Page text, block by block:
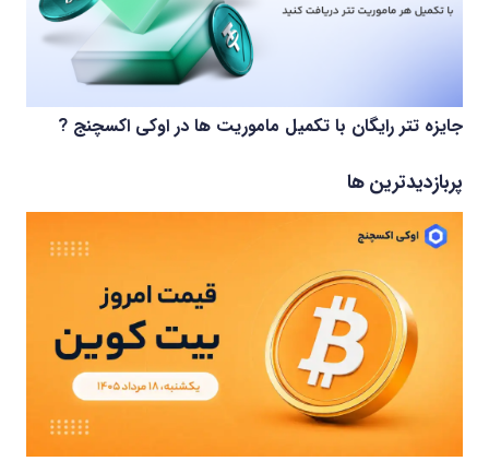
جایزه تتر رایگان با تکمیل ماموریت ها در اوکی اکسچنج ?
پربازدیدترین ها